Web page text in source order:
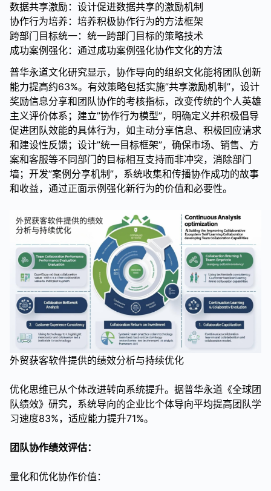
数据共享激励：设计促进数据共享的激励机制
协作行为培养：培养积极协作行为的方法框架
跨部门目标统一：统一跨部门目标的策略技术
成功案例强化：通过成功案例强化协作文化的方法
普华永道文化研究显示，协作导向的组织文化能将团队创新
能力提高约63%。有效策略包括实施”共享激励机制”，设计
奖励信息分享和团队协作的考核指标，改变传统的个人英雄
主义评价体系；建立”协作行为模型”，明确定义并积极倡导
促进团队效能的具体行为，如主动分享信息、积极回应请求
和建设性反馈；设计”统一目标框架”，确保市场、销售、方
案和客服等不同部门的目标相互支持而非冲突，消除部门
墙；开发”案例分享机制”，系统收集和传播协作成功的故事
和收益，通过正面示例强化新行为的价值和必要性。
外贸获客软件提供的绩效分析与持续优化
优化思维已从个体改进转向系统提升。据普华永道《全球团
队绩效》研究，系统导向的企业比个体导向平均提高团队学
习速度83%，适应能力提升71%。
团队协作绩效评估：
量化和优化协作价值：